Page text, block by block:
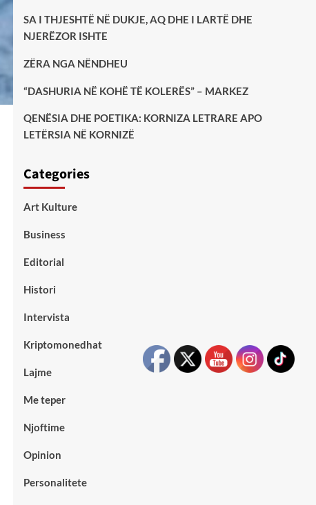
SA I THJESHTË NË DUKJE, AQ DHE I LARTË DHE
NJERËZOR ISHTE
ZËRA NGA NËNDHEU
“DASHURIA NË KOHË TË KOLERËS” – MARKEZ
QENËSIA DHE POETIKA: KORNIZA LETRARE APO
LETËRSIA NË KORNIZË
Categories
Art Kulture
Business
Editorial
Histori
Intervista
Kriptomonedhat
Lajme
Me teper
Njoftime
Opinion
Personalitete